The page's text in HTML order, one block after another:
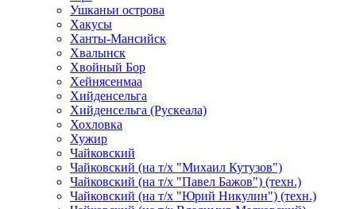
Ушканьи острова
Хакусы
Ханты-Мансийск
Хвалынск
Хвойный Бор
Хейнясенмаа
Хийденсельга
Хийденсельга (Рускеала)
Хохловка
Хужир
Чайковский
Чайковский (на т/х "Михаил Кутузов")
Чайковский (на т/х "Павел Бажов") (техн.)
Чайковский (на т/х "Юрий Никулин") (техн.)